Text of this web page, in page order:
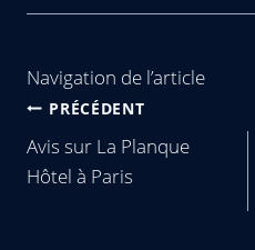
Navigation de l’article
PRÉCÉDENT
Avis sur La Planque
Hôtel à Paris